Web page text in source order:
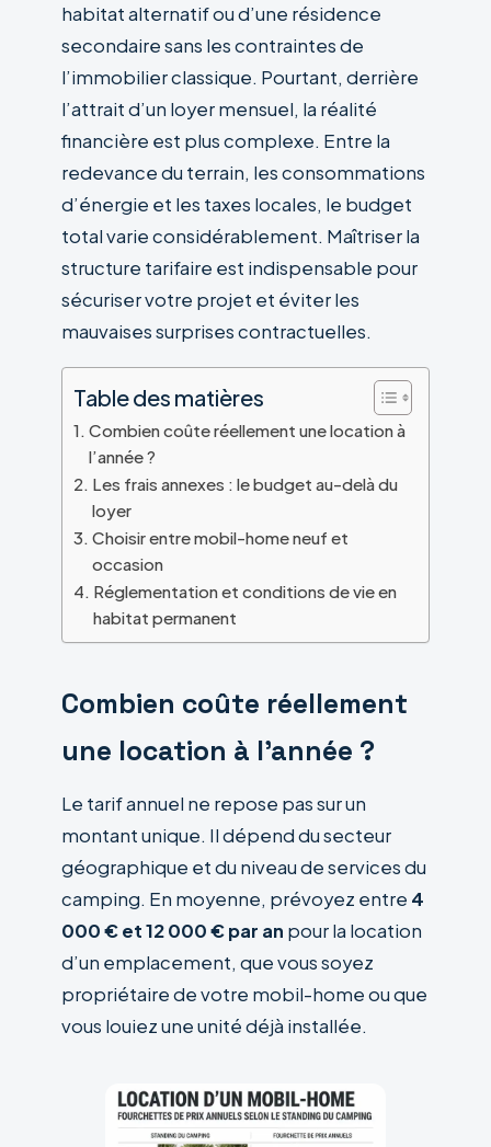
habitat alternatif ou d’une résidence
secondaire sans les contraintes de
l’immobilier classique. Pourtant, derrière
l’attrait d’un loyer mensuel, la réalité
financière est plus complexe. Entre la
redevance du terrain, les consommations
d’énergie et les taxes locales, le budget
total varie considérablement. Maîtriser la
structure tarifaire est indispensable pour
sécuriser votre projet et éviter les
mauvaises surprises contractuelles.
Table des matières
Combien coûte réellement une location à
l’année ?
Les frais annexes : le budget au-delà du
loyer
Choisir entre mobil-home neuf et
occasion
Réglementation et conditions de vie en
habitat permanent
Combien coûte réellement
une location à l’année ?
Le tarif annuel ne repose pas sur un
montant unique. Il dépend du secteur
géographique et du niveau de services du
camping. En moyenne, prévoyez entre 4
000 € et 12 000 € par an pour la location
d’un emplacement, que vous soyez
propriétaire de votre mobil-home ou que
vous louiez une unité déjà installée.